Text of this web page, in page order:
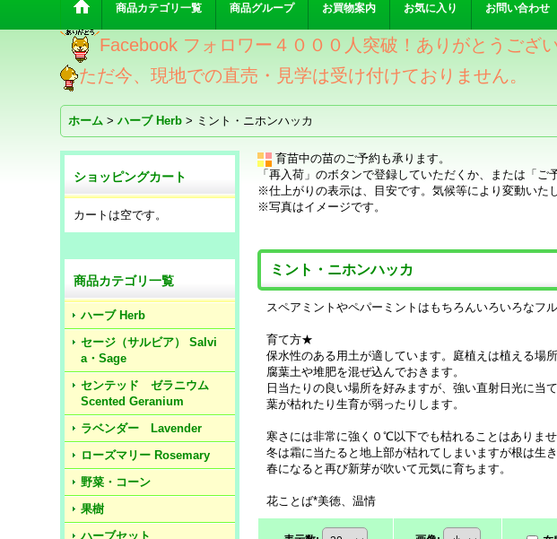
商品カテゴリ一覧 商品グループ お買物案内 お気に入り お問い合わせ
Facebook フォロワー４０００人突破！ありがとうござい
ただ今、現地での直売・見学は受け付けておりません。
ホーム > ハーブ Herb > ミント・ニホンハッカ
ショッピングカート
カートは空です。
商品カテゴリ一覧
ハーブ Herb
セージ（サルビア） Salvi
a・Sage
センテッド ゼラニウム
Scented Geranium
ラベンダー Lavender
ローズマリー Rosemary
野菜・コーン
果樹
ハーブセット
育苗中の苗のご予約も承ります。
「再入荷」のボタンで登録していただくか、または「
※仕上がりの表示は、目安です。気候等により変動いた
※写真はイメージです。
ミント・ニホンハッカ
スペアミントやペパーミントはもちろんいろいろなフ
育て方★
保水性のある用土が適しています。庭植えは植える場
腐葉土や堆肥を混ぜ込んでおきます。
日当たりの良い場所を好みますが、強い直射日光に当
葉が枯れたり生育が弱ったりします。
寒さには非常に強く０℃以下でも枯れることはありませ
冬は霜に当たると地上部が枯れてしまいますが根は生き
春になると再び新芽が吹いて元気に育ちます。
花ことば*美徳、温情